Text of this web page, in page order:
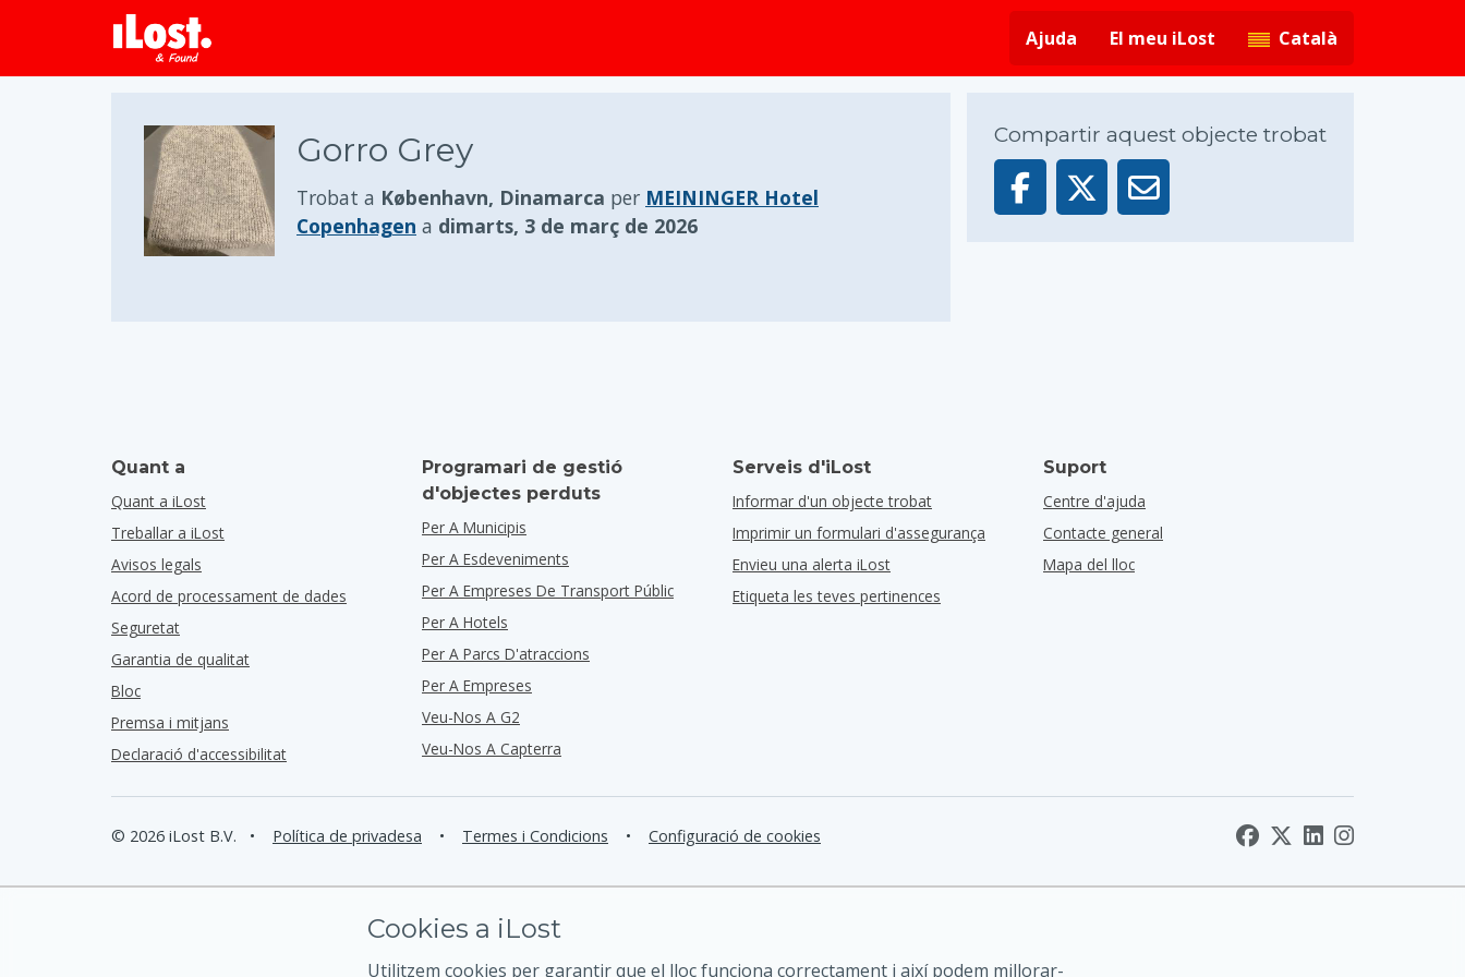
Ajuda
El meu iLost Català
Gorro Grey
Trobat a København, Dinamarca per MEININGER Hotel
Copenhagen a dimarts, 3 de març de 2026
Compartir aquest objecte trobat
Quant a
Quant a iLost
Treballar a iLost
Avisos legals
Acord de processament de dades
Seguretat
Garantia de qualitat
Bloc
Premsa i mitjans
Declaració d'accessibilitat
Programari de gestió
d'objectes perduts
Per A Municipis
Per A Esdeveniments
Per A Empreses De Transport Públic
Per A Hotels
Per A Parcs D'atraccions
Per A Empreses
Veu-Nos A G2
Veu-Nos A Capterra
Serveis d'iLost
Informar d'un objecte trobat
Imprimir un formulari d'assegurança
Envieu una alerta iLost
Etiqueta les teves pertinences
Suport
Centre d'ajuda
Contacte general
Mapa del lloc
© 2026 iLost B.V. • Política de privadesa • Termes i Condicions • Configuració de cookies
Cookies a iLost
Utilitzem cookies per garantir que el lloc funciona correctament i així podem millorar-